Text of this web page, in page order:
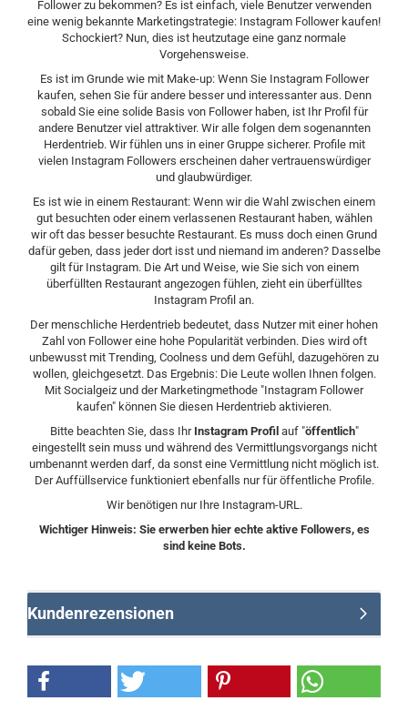
Follower zu bekommen? Es ist einfach, viele Benutzer verwenden
eine wenig bekannte Marketingstrategie: Instagram Follower kaufen!
Schockiert? Nun, dies ist heutzutage eine ganz normale
Vorgehensweise.
Es ist im Grunde wie mit Make-up: Wenn Sie Instagram Follower
kaufen, sehen Sie für andere besser und interessanter aus. Denn
sobald Sie eine solide Basis von Follower haben, ist Ihr Profil für
andere Benutzer viel attraktiver. Wir alle folgen dem sogenannten
Herdentrieb. Wir fühlen uns in einer Gruppe sicherer. Profile mit
vielen Instagram Followers erscheinen daher vertrauenswürdiger
und glaubwürdiger.
Es ist wie in einem Restaurant: Wenn wir die Wahl zwischen einem
gut besuchten oder einem verlassenen Restaurant haben, wählen
wir oft das besser besuchte Restaurant. Es muss doch einen Grund
dafür geben, dass jeder dort isst und niemand im anderen? Dasselbe
gilt für Instagram. Die Art und Weise, wie Sie sich von einem
überfüllten Restaurant angezogen fühlen, zieht ein überfülltes
Instagram Profil an.
Der menschliche Herdentrieb bedeutet, dass Nutzer mit einer hohen
Zahl von Follower eine hohe Popularität verbinden. Dies wird oft
unbewusst mit Trending, Coolness und dem Gefühl, dazugehören zu
wollen, gleichgesetzt. Das Ergebnis: Die Leute wollen Ihnen folgen.
Mit Socialgeiz und der Marketingmethode "Instagram Follower
kaufen" können Sie diesen Herdentrieb aktivieren.
Bitte beachten Sie, dass Ihr Instagram Profil auf "öffentlich"
eingestellt sein muss und während des Vermittlungsvorgangs nicht
umbenannt werden darf, da sonst eine Vermittlung nicht möglich ist.
Der Auffüllservice funktioniert ebenfalls nur für öffentliche Profile.
Wir benötigen nur Ihre Instagram-URL.
Wichtiger Hinweis: Sie erwerben hier echte aktive Followers, es
sind keine Bots.
Kundenrezensionen